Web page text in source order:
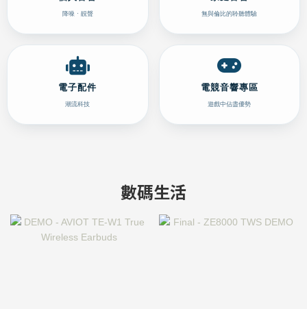
降噪 · 靚聲 無與倫比的聆聽體驗
電子配件
潮流科技
電競音響專區
遊戲中佔盡優勢
數碼生活